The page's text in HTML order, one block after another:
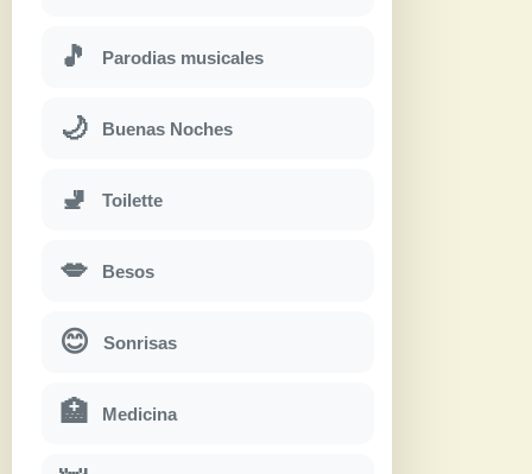
🎵 Parodias musicales
🌙 Buenas Noches
🚽 Toilette
💋 Besos
😊 Sonrisas
🏥 Medicina